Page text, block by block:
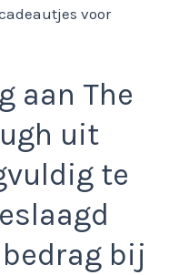
aan The
uit
te
bij